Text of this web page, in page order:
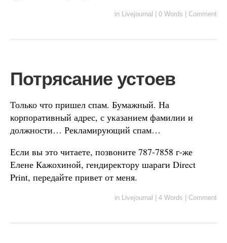
in Livejournal | 0 Words | Comment
Потрясание устоев
Только что пришел спам. Бумажный. На
корпоративный адрес, с указанием фамилии и
должности… Рекламирующий спам…
Если вы это читаете, позвоните 787-7858 г-же
Елене Кажохиной, гендиректору шараги Direct
Print, передайте привет от меня.
in Livejournal | 4 Words | Comment